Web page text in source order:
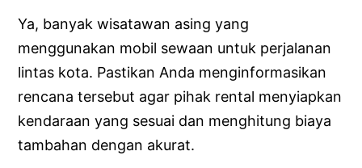
Ya, banyak wisatawan asing yang
menggunakan mobil sewaan untuk perjalanan
lintas kota. Pastikan Anda menginformasikan
rencana tersebut agar pihak rental menyiapkan
kendaraan yang sesuai dan menghitung biaya
tambahan dengan akurat.